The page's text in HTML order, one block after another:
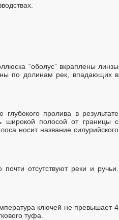
“оболус” вкраплены линзы
по долинам рек, впадающих в
пролива в результате
широкой полосой от границы с
носит название силурийского
отсутствуют реки и ручьи.
ключей не превышает 4
туфа.